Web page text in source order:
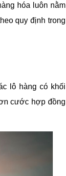
hóa luôn nằm
quy định trong
lô hàng có khối
cước hợp đồng